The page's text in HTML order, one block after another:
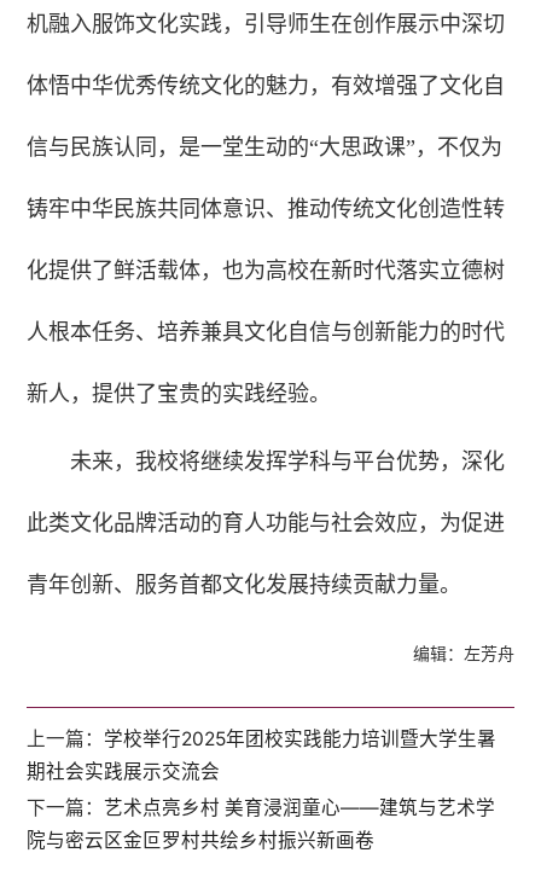
机融入服饰文化实践，引导师生在创作展示中深切
体悟中华优秀传统文化的魅力，有效增强了文化自
信与民族认同，是一堂生动的“大思政课”，不仅为
铸牢中华民族共同体意识、推动传统文化创造性转
化提供了鲜活载体，也为高校在新时代落实立德树
人根本任务、培养兼具文化自信与创新能力的时代
新人，提供了宝贵的实践经验。
未来，我校将继续发挥学科与平台优势，深化
此类文化品牌活动的育人功能与社会效应，为促进
青年创新、服务首都文化发展持续贡献力量。
编辑：左芳舟
上一篇： 学校举行2025年团校实践能力培训暨大学生暑
期社会实践展示交流会
下一篇：艺术点亮乡村 美育浸润童心——建筑与艺术学
院与密云区金叵罗村共绘乡村振兴新画卷